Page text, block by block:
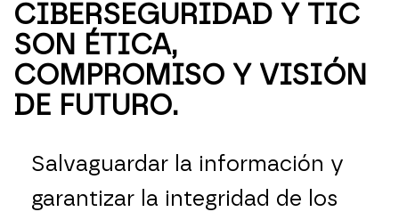
CIBERSEGURIDAD Y TIC
SON ÉTICA,
COMPROMISO Y VISIÓN
DE FUTURO.
Salvaguardar la información y
garantizar la integridad de los